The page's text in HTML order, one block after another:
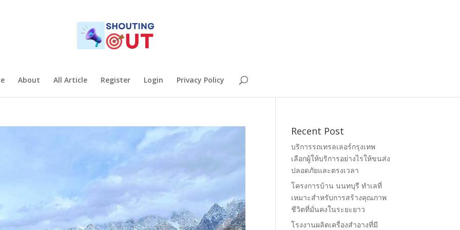
About All Article Register Login Privacy Policy
Recent Post
บริการรถเทรลเลอร์กรุงเทพ
เลือกผู้ให้บริการอย่างไรให้ขนส่ง
ปลอดภัยและตรงเวลา
โครงการบ้าน นนทบุรี ทำเลที่
เหมาะสำหรับการสร้างคุณภาพ
ชีวิตที่มั่นคงในระยะยาว
โรงงานผลิตเครื่องสำอางที่มี